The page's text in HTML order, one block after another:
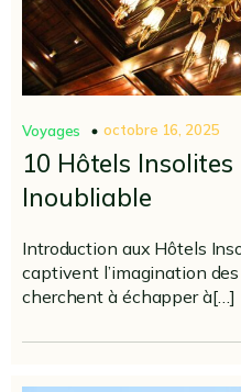
Voyages octobre 16, 2025
10 Hôtels
Inoubliable
Introduction aux Hôtels
captivent l’imagination
cherchent à échapper à[…]